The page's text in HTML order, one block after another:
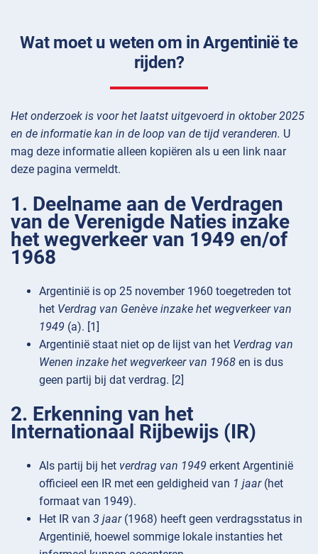
Wat moet u weten om in Argentinië te
rijden?
Het onderzoek is voor het laatst uitgevoerd in oktober 2025
en de informatie kan in de loop van de tijd veranderen. U
mag deze informatie alleen kopiëren als u een link naar
deze pagina vermeldt.
1. Deelname aan de Verdragen
van de Verenigde Naties inzake
het wegverkeer van 1949 en/of
1968
Argentinië is op 25 november 1960 toegetreden tot
het Verdrag van Genève inzake het wegverkeer van
1949 (a). [1]
Argentinië staat niet op de lijst van het Verdrag van
Wenen inzake het wegverkeer van 1968 en is dus
geen partij bij dat verdrag. [2]
2. Erkenning van het
Internationaal Rijbewijs (IR)
Als partij bij het verdrag van 1949 erkent Argentinië
officieel een IR met een geldigheid van 1 jaar(het
formaat van 1949).
Het IR van 3 jaar(1968) heeft geen verdragsstatus in
Argentinië, hoewel sommige lokale instanties het